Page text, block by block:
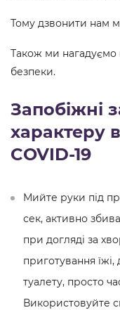
Тому дзвонити нам
Також ми нагадуємо
безпеки.
Запобіжні
характеру
COVID-19
Мийте руки під
сек, активно
при догляді за
приготування їжі,
туалету, просто
Використовуйте